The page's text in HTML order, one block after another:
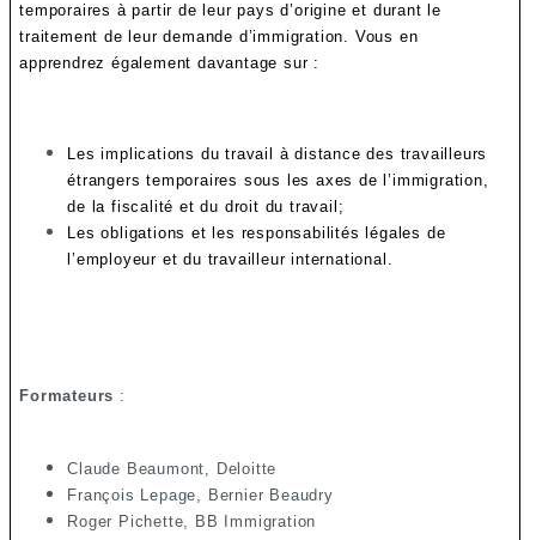
temporaires à partir de leur pays d’origine et durant le
traitement de leur demande d’immigration. Vous en
apprendrez également davantage sur :
Les implications du travail à distance des travailleurs
étrangers temporaires sous les axes de l’immigration,
de la fiscalité et du droit du travail;
Les obligations et les responsabilités légales de
l’employeur et du travailleur international.
Formateurs :
Claude Beaumont, Deloitte
François Lepage, Bernier Beaudry
Roger Pichette, BB Immigration